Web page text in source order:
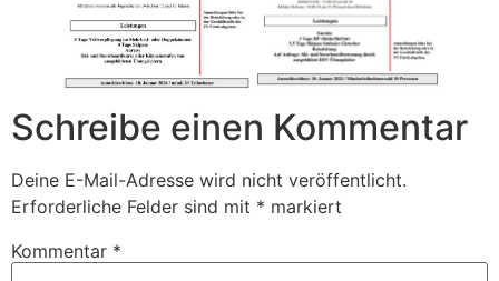
Schreibe einen Kommentar
Deine E-Mail-Adresse wird nicht veröffentlicht.
Erforderliche Felder sind mit * markiert
Kommentar *